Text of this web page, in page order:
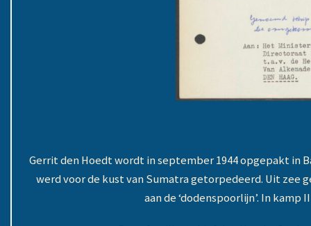
Gerrit den Hoedt wordt in september 1944 opgepakt in
werd voor de kust van Sumatra getorpedeerd. Uit zee
aan de ‘dodenspoorlijn’. In